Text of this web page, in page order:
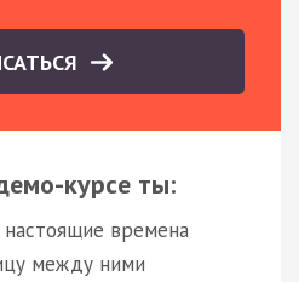
курсе ты:
времена
между ними